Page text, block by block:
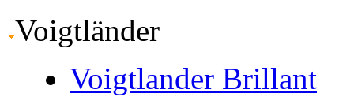
Voigtländer
Voigtlander Brillant